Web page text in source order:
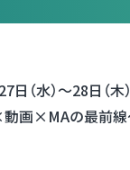
（水）～28日
動画×MAの最前